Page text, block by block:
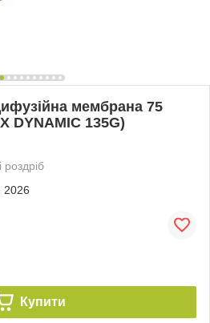
мембрана 75
DYNAMIC 135G)
роздріб
2026
Купити